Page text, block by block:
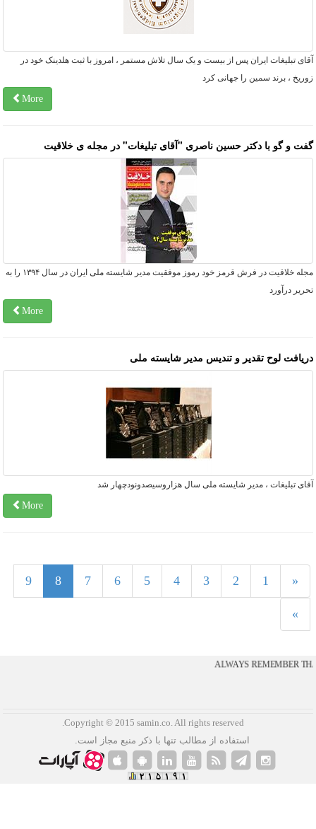
تبلیغات ایران پس از بیست و یک سال تلاش مستمر ، امروز با ثبت هلدینک خود در
، برند سمین را جهانی کرد
More
و گو با دکتر حسین ناصری "آقای تبلیغات" در مجله ی خلاقیت
مجله خلاقیت در فرش قرمز خود رموز موفقیت مدیر شایسته ملی ایران در سال ۱۳۹۴ را به
درآورد
More
لوح تقدیر و تندیس مدیر شایسته ملی
تبلیغات ، مدیر شایسته ملی سال هزاروسیصدونودچهار شد
More
8
ALWAYS REMEMBER
.Copyright © 2015 samin.co. All rights reserved
استفاده از مطالب تنها با ذکر منبع مجاز است.